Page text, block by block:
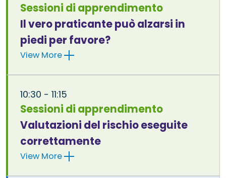
Sessioni di apprendimento
Il vero praticante può alzarsi in
piedi per favore?
View More
10:30 - 11:15
Sessioni di apprendimento
Valutazioni del rischio eseguite
correttamente
View More